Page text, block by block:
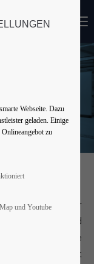
MENU
oder
und
ist auch die
effizient
Webseite. Dazu
geladen. Einige
zu
und Youtube